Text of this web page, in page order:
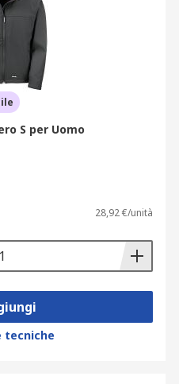
Helly Hansen,
citarne alcuni e il
S per Uomo
28,92 €/unità
tecniche